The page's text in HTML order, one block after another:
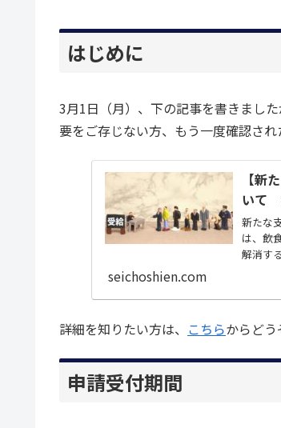
はじめに
3月1日（月）、下の記事を書きまし
要をご存じない方、もう一度確認さ
【新
いて
新たな
は、飲
解消す
seichoshien.com
詳細を知りたい方は、 こちらからどう
申請受付期間